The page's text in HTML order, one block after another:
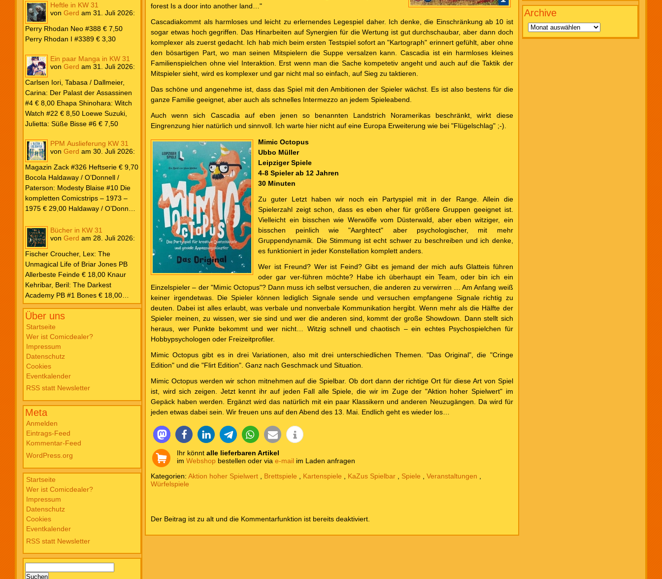
Heftle in KW 31
von Gerd am 31. Juli 2026:
Perry Rhodan Neo #388 € 7,50
Perry Rhodan I #3389 € 3,30
Ein paar Manga in KW 31
von Gerd am 31. Juli 2026:
Carlsen Iori, Tabasa / Dallmeier,
Carina: Der Palast der Assassinen
#4 € 8,00 Ehapa Shinohara: Witch
Watch #22 € 8,50 Loewe Suzuki,
Julietta: Süße Bisse #6 € 7,50
PPM Auslieferung KW 31
von Gerd am 30. Juli 2026:
Magazin Zack #326 Heftserie € 9,70
Bocola Haldaway / O’Donnell /
Paterson: Modesty Blaise #10 Die
kompletten Comicstrips – 1973 –
1975 € 29,00 Haldaway / O’Donnell
kompletten Comicstrips – 1972 –
1973 € 29,00 Knesebeck Hendrix,
John: Die Weltenerschaffer Die
fantastische Freundschaft von C.S.
Lewis & J.R.R. Tolkien € 30,00
Weissblech Luba Wolfsschwanz #22
€ 4,90 Horror Schocker #81 € 4,90
Bücher in KW 31
von Gerd am 28. Juli 2026:
Fischer Croucher, Lex: The
Unmagical Life of Briar Jones PB
Allerbeste Feinde € 18,00 Knaur
Kehribar, Beril: The Darkest
Academy PB #1 Bones € 18,00
Lübbe Odette, Tessonja: Fair Isle
Trilogie PB #3 To Spark a Fae War €
18,00 Bramble Hardcover Priest: Lie
Huo Jiao Chou HC #1 Drowning
Sorrows in Raging Fire € 25,00
Carlsen Davon, Isla: Blackened
Blade PB #3 Of Blackened Blood €
18,00
Über uns
Startseite
Wer ist Comicdealer?
Impressum
Datenschutz
Cookies
Eventkalender
RSS statt Newsletter
Meta
Anmelden
Eintrags-Feed
Kommentar-Feed
WordPress.org
Startseite
Wer ist Comicdealer?
Impressum
Datenschutz
Cookies
Eventkalender
RSS statt Newsletter
nach:
forest Is a door into another land…"
Cascadiakommt als harmloses und leicht zu erlernendes Legespiel daher. Ich denke, die Einschränkung ab 10 ist
sogar etwas hoch gegriffen. Das Hinarbeiten auf Synergien für die Wertung ist gut durchschaubar, aber dann doch
komplexer als zuerst gedacht. Ich hab mich beim ersten Testspiel sofort an "Kartograph" erinnert gefühlt, aber ohne
den bösartigen Part, wo man seinen Mitspielern die Suppe versalzen kann. Cascadia ist ein harmloses kleines
Familienspielchen ohne viel Interaktion. Erst wenn man die Sache kompetetiv angeht und auch auf die Taktik der
Mitspieler sieht, wird es komplexer und gar nicht mal so einfach, auf Sieg zu taktieren.
Das schöne und angenehme ist, dass das Spiel mit den Ambitionen der Spieler wächst. Es ist also bestens für die
ganze Familie geeignet, aber auch als schnelles Intermezzo an jedem Spieleabend.
Auch wenn sich Cascadia auf eben jenen so benannten Landstrich Noramerikas beschränkt, wirkt diese
Eingrenzung hier natürlich und sinnvoll. Ich warte hier nicht auf eine Europa Erweiterung wie bei "Flügelschlag" ;-).
Mimic Octopus
Ubbo Müller
Leipziger Spiele
4-8 Spieler ab 12 Jahren
30 Minuten
Zu guter Letzt haben wir noch ein Partyspiel mit in der Range. Allein die
Spielerzahl zeigt schon, dass es eben eher für größere Gruppen geeignet ist.
Vielleicht ein bisschen wie Werwölfe vom Düsterwald, aber eben witziger, ein
bisschen peinlich wie "Aarghtect" aber psychologischer, mit mehr
Gruppendynamik. Die Stimmung ist echt schwer zu beschreiben und ich denke,
es funktioniert in jeder Konstellation komplett anders.
Wer ist Freund? Wer ist Feind? Gibt es jemand der mich aufs Glatteis führen
oder gar ver-führen möchte? Habe ich überhaupt ein Team, oder bin ich ein
Einzelspieler – der "Mimic Octopus"? Dann muss ich selbst versuchen, die anderen zu verwirren … Am Anfang weiß
keiner irgendetwas. Die Spieler können lediglich Signale sende und versuchen empfangene Signale richtig zu
deuten. Dabei ist alles erlaubt, was verbale und nonverbale Kommunikation hergibt. Wenn mehr als die Hälfte der
Spieler meinen, zu wissen, wer sie sind und wer die anderen sind, kommt der große Showdown. Dann stellt sich
heraus, wer Punkte bekommt und wer nicht… Witzig schnell und chaotisch – ein echtes Psychospielchen für
Hobbypsychologen oder Freizeitprofiler.
Mimic Octopus gibt es in drei Variationen, also mit drei unterschiedlichen Themen. "Das Original", die "Cringe
Edition" und die "Flirt Edition". Ganz nach Geschmack und Situation.
Mimic Octopus werden wir schon mitnehmen auf die Spielbar. Ob dort dann der richtige Ort für diese Art von Spiel
ist, wird sich zeigen. Jetzt kennt ihr auf jeden Fall alle Spiele, die wir im Zuge der "Aktion hoher Spielwert" im
Gepäck haben werden. Ergänzt wird das natürlich mit ein paar Klassikern und anderen Neuzugängen. Da wird für
jeden etwas dabei sein. Wir freuen uns auf den Abend des 13. Mai. Endlich geht es wieder los…
Ihr könntalle lieferbaren Artikel
imWebshop bestellen oder viae-mail im Laden anfragen
Kategorien:Aktion hoher Spielwert Brettspiele Kartenspiele KaZus Spielbar Spiele ,Veranstaltungen
Würfelspiele
Der Beitrag ist zu alt und die Kommentarfunktion ist bereits deaktiviert.
Archive